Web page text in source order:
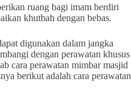
ruang bagi imam berdiri
khutbah dengan bebas.
digunakan dalam jangka
dengan perawatan khusus
cara perawatan mimbar masjid
berikut adalah cara perawatan